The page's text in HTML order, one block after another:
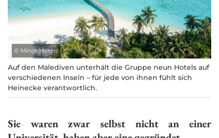
© Minor Hotels
Auf den Malediven unterhält die Gruppe neun Hotels auf
verschiedenen Inseln – für jede von ihnen fühlt sich
Heinecke verantwortlich.
Sie waren zwar selbst nicht an einer